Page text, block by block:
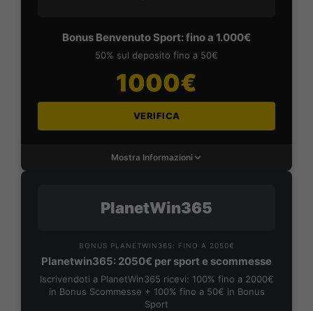
Bonus Benvenuto Sport: fino a 1.000€
50% sul deposito fino a 50€
1000€
VERIFICA
Mostra Informazioni
PlanetWin365
BONUS PLANETWIN365: FINO A 2050€
Planetwin365: 2050€ per sport e scommesse
Iscrivendoti a PlanetWin365 ricevi: 100% fino a 2000€
in Bonus Scommesse + 100% fino a 50€ in Bonus
Sport